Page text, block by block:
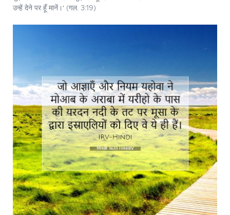
उन्हें देने पर हूँ मानें।' (गल. 3:19)